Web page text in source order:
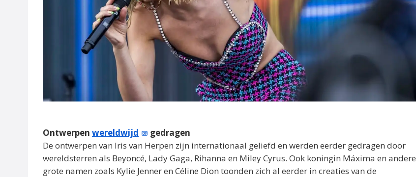
Ontwerpen wereldwijd
gedragen
De ontwerpen van Iris van Herpen zijn internationaal geliefd en werden eerder gedragen door
wereldsterren als Beyoncé, Lady Gaga, Rihanna en Miley Cyrus. Ook koningin Máxima en andere
grote namen zoals Kylie Jenner en Céline Dion toonden zich al eerder in creaties van de